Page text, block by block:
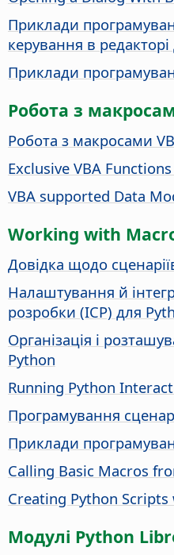
Приклади
керування в редакторі
Приклади
Робота з
Робота з макросами
Exclusive VBA
VBA supported Data
Working with
Довідка щодо
Налаштування й
розробки (ІСР) для
Організація і
Python
Running Python
Програмування
Приклади
Calling Basic Macros
Creating Python Scripts
Модулі Python